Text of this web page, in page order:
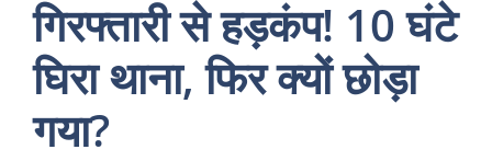
गिरफ्तारी से हड़कंप! 10 घंटे
घिरा थाना, फिर क्यों छोड़ा
गया?